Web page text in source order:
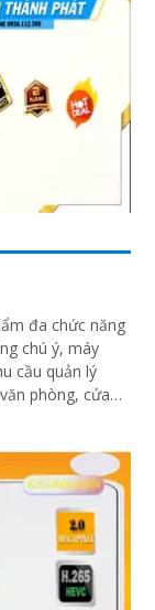
đa chức năng
cầu quản lý
phòng, cửa